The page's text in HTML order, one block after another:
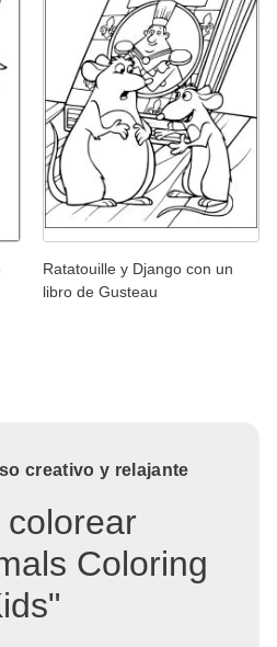
Ratatouille y Django con un
libro de Gusteau
creativo y relajante
Coloring